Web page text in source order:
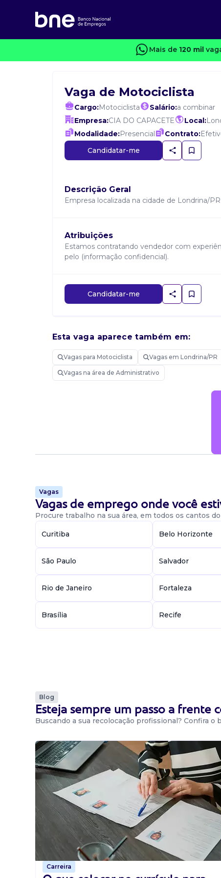
Mais de 120 mil
Vaga de Motociclista
Cargo:Motociclista Salário:a combinar
Empresa:CIA DO CAPACETE Local:
Modalidade:Presencial Contrato:
Candidatar-me
Descrição Geral
Empresa localizada na cidade de Londrina/
Atribuições
Estamos contratando vendedor com
pelo (informação confidencial).
Candidatar-me
Esta vaga aparece também em:
Vagas para Motociclista Vagas em Londrina/PR
Vagas na área de Administrativo
Vagas
Vagas de emprego onde você
Procure trabalho na sua área, em todos os cantos
Curitiba Belo Horizonte
São Paulo Salvador
Rio de Janeiro Fortaleza
Brasília Recife
Blog
Esteja sempre um passo a frente
Buscando a sua recolocação profissional? Confira o
Carreira